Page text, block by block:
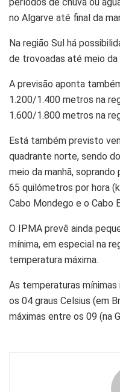
no Algarve até final da
Na região Sul há
de trovoadas até meio da
A previsão aponta
1.200/1.400 metros na
1.600/1.800 metros na
Está também previsto
quadrante norte, sendo
meio da manhã,
65 quilómetros por hora
Cabo Mondego e o Cabo
O IPMA prevê ainda
mínima, em especial na
temperatura máxima.
As temperaturas
os 04 graus Celsius (em
máximas entre os 09 (na